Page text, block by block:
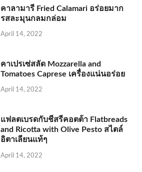
คาลามารี Fried Calamari อร่อยมาก
รสละมุนกลมกล่อม
April 14, 2022
คาเปรเซ่สลัด Mozzarella and
Tomatoes Caprese เครื่องแน่นอร่อย
April 14, 2022
แฟลตเบรดกับชีสรีคอตต้า Flatbreads
and Ricotta with Olive Pesto สไตล์
อิตาเลียนแท้ๆ
April 14, 2022